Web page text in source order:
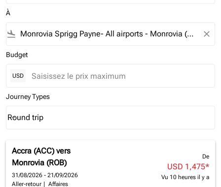
À
flight_land close
Budget
USD
Journey Types
Journey Types option Round trip Selected
Round trip
keyboard_arrow_down
Accra (ACC) vers
Monrovia (ROB)
31/08/2026 - 21/09/2026
Aller-retour
Affaires
De
USD 1,475*
Vu 10 heures il y a